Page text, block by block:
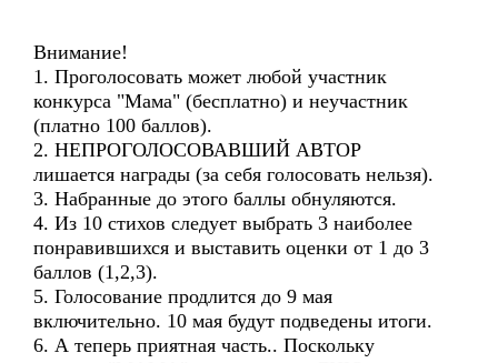
Внимание!
1. Проголосовать может любой участник
конкурса "Мама" (бесплатно) и неучастник
(платно 100 баллов).
2. НЕПРОГОЛОСОВАВШИЙ АВТОР
лишается награды (за себя голосовать нельзя).
3. Набранные до этого баллы обнуляются.
4. Из 10 стихов следует выбрать 3 наиболее
понравившихся и выставить оценки от 1 до 3
баллов (1,2,3).
5. Голосование продлится до 9 мая
включительно. 10 мая будут подведены итоги.
6. А теперь приятная часть.. Поскольку